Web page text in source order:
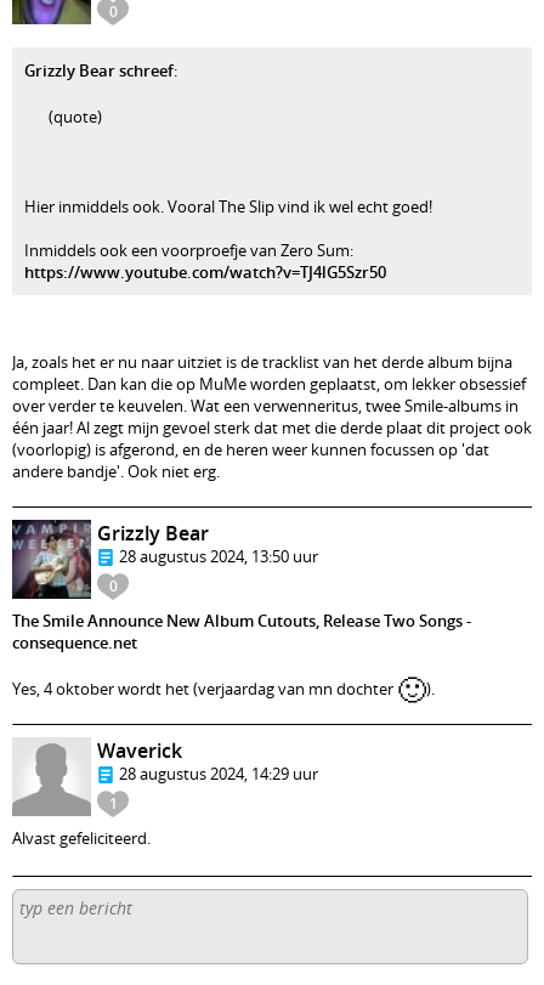
0
Grizzly Bear schreef:
(quote)
Hier inmiddels ook. Vooral The Slip vind ik wel echt goed!
Inmiddels ook een voorproefje van Zero Sum:
https://www.youtube.com/watch?v=TJ4lG5Szr50
Ja, zoals het er nu naar uitziet is de tracklist van het derde album bijna
compleet. Dan kan die op MuMe worden geplaatst, om lekker obsessief
over verder te keuvelen. Wat een verwenneritus, twee Smile-albums in
één jaar! Al zegt mijn gevoel sterk dat met die derde plaat dit project ook
(voorlopig) is afgerond, en de heren weer kunnen focussen op 'dat
andere bandje'. Ook niet erg.
0
Grizzly Bear
28 augustus 2024, 13:50 uur
The Smile Announce New Album Cutouts, Release Two Songs -
consequence.net
Yes, 4 oktober wordt het (verjaardag van mn dochter 🙂).
1
Waverick
28 augustus 2024, 14:29 uur
Alvast gefeliciteerd.